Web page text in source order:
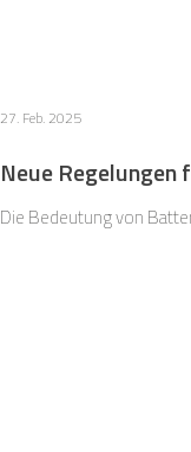
Neue
Die Bedeutung von
27. Feb. 2025